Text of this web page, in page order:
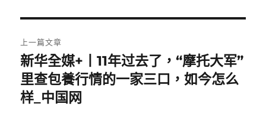
章
導
覽
上一篇文章
上
一
篇
新华全媒+丨11年过去了，“摩托大军”
里查包養行情的一家三口，如今怎么
样_中国网